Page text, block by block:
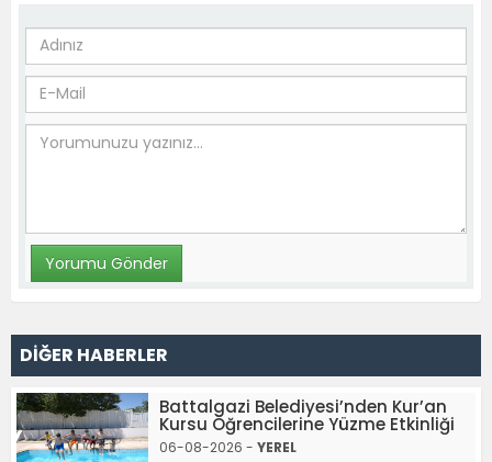
DİĞER HABERLER
Battalgazi Belediyesi’nden Kur’an
Kursu Öğrencilerine Yüzme Etkinliği
06-08-2026 - YEREL